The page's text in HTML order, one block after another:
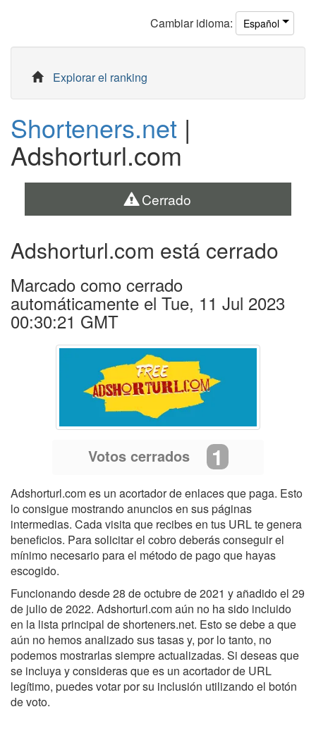
Cambiar idioma: Español
Explorar el ranking
Shorteners.net |
Adshorturl.com
Cerrado
Adshorturl.com está cerrado
Marcado como cerrado
automáticamente el Tue, 11 Jul 2023
00:30:21 GMT
Votos cerrados 1
Adshorturl.com es un acortador de enlaces que paga. Esto
lo consigue mostrando anuncios en sus páginas
intermedias. Cada visita que recibes en tus URL te genera
beneficios. Para solicitar el cobro deberás conseguir el
mínimo necesario para el método de pago que hayas
escogido.
Funcionando desde 28 de octubre de 2021 y añadido el 29
de julio de 2022. Adshorturl.com aún no ha sido incluido
en la lista principal de shorteners.net. Esto se debe a que
aún no hemos analizado sus tasas y, por lo tanto, no
podemos mostrarlas siempre actualizadas. Si deseas que
se incluya y consideras que es un acortador de URL
legítimo, puedes votar por su inclusión utilizando el botón
de voto.